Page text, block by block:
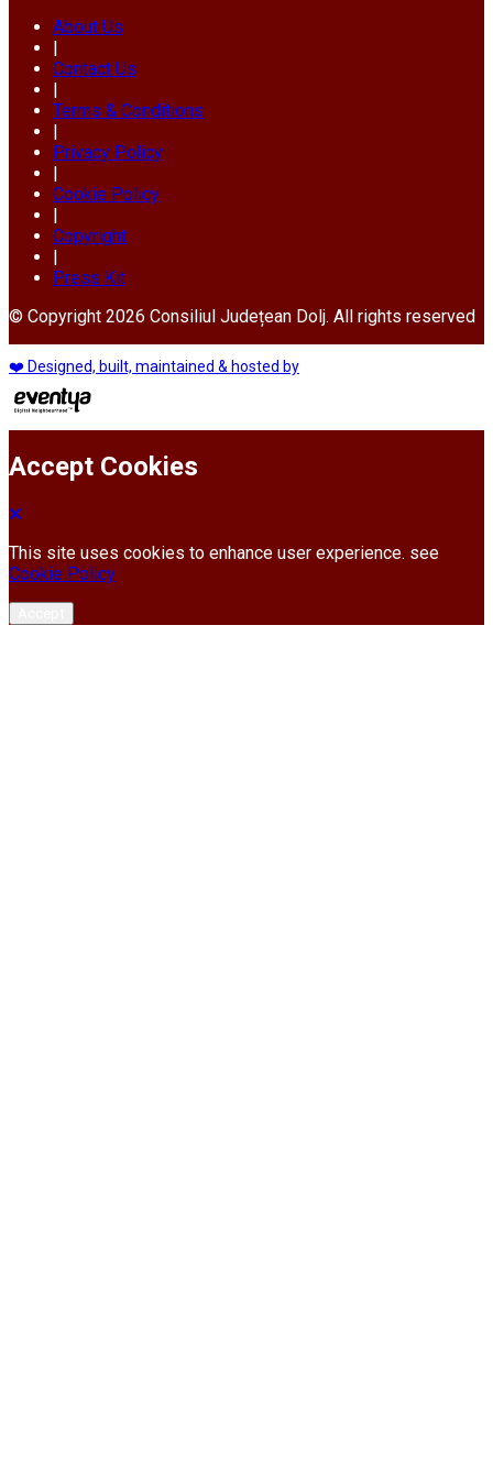
About Us
|
Contact Us
|
Terms & Conditions
|
Privacy Policy
|
Cookie Policy
|
Copyright
|
Press Kit
© Copyright 2026 Consiliul Județean Dolj. All rights reserved
❤️ Designed, built, maintained & hosted by
Accept Cookies
This site uses cookies to enhance user experience. see
Cookie Policy